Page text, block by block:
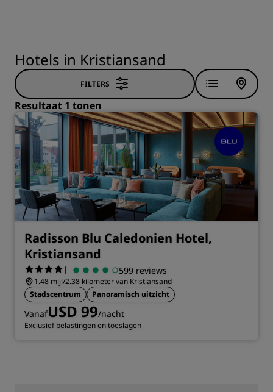
Hotels in Kristiansand
FILTERS
Resultaat 1 tonen
Radisson Blu Caledonien Hotel,
Kristiansand
| 599 reviews
1.48 mijl/2.38 kilometer van Kristiansand
Stadscentrum
Panoramisch uitzicht
VanafUSD 99/nacht
Exclusief belastingen en toeslagen